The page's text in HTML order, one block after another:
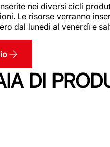
nei diversi cicli
Le risorse verranno
dal lunedì al venerdì e
DI